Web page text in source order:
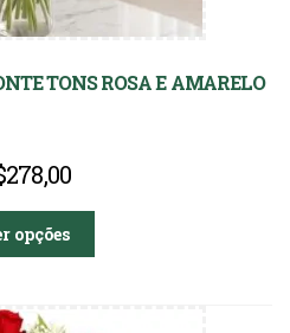
TONS ROSA E AMARELO
278,00
opções